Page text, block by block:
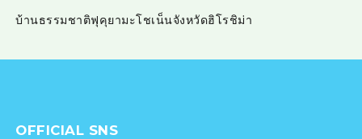
บ้านธรรมชาติฟุคุยามะโชเน็นจังหวัดฮิโรชิม่า
OFFICIAL SNS